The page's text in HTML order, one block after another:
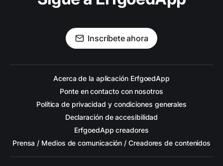
Inscríbete ahora
Acerca de la aplicación ErfgoedApp
Ponte en contacto con nosotros
Política de privacidad y condiciones generales
Declaración de accesibilidad
ErfgoedApp creadores
Prensa / Medios de comunicación / Creadores de contenidos